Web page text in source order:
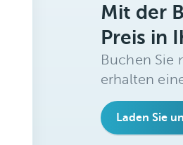
Mit der
Preis in
Buchen Sie
erhalten
Laden Sie